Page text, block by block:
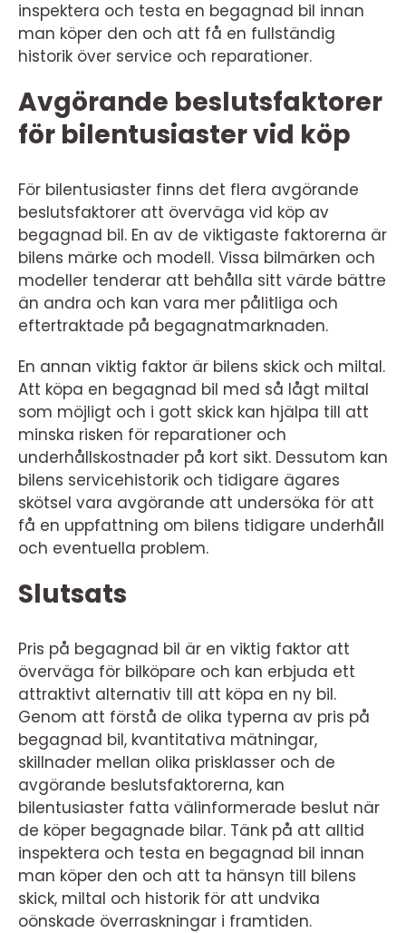
inspektera och testa en begagnad bil innan
man köper den och att få en fullständig
historik över service och reparationer.
Avgörande beslutsfaktorer
för bilentusiaster vid köp
För bilentusiaster finns det flera avgörande
beslutsfaktorer att överväga vid köp av
begagnad bil. En av de viktigaste faktorerna är
bilens märke och modell. Vissa bilmärken och
modeller tenderar att behålla sitt värde bättre
än andra och kan vara mer pålitliga och
eftertraktade på begagnatmarknaden.
En annan viktig faktor är bilens skick och miltal.
Att köpa en begagnad bil med så lågt miltal
som möjligt och i gott skick kan hjälpa till att
minska risken för reparationer och
underhållskostnader på kort sikt. Dessutom kan
bilens servicehistorik och tidigare ägares
skötsel vara avgörande att undersöka för att
få en uppfattning om bilens tidigare underhåll
och eventuella problem.
Slutsats
Pris på begagnad bil är en viktig faktor att
överväga för bilköpare och kan erbjuda ett
attraktivt alternativ till att köpa en ny bil.
Genom att förstå de olika typerna av pris på
begagnad bil, kvantitativa mätningar,
skillnader mellan olika prisklasser och de
avgörande beslutsfaktorerna, kan
bilentusiaster fatta välinformerade beslut när
de köper begagnade bilar. Tänk på att alltid
inspektera och testa en begagnad bil innan
man köper den och att ta hänsyn till bilens
skick, miltal och historik för att undvika
oönskade överraskningar i framtiden.